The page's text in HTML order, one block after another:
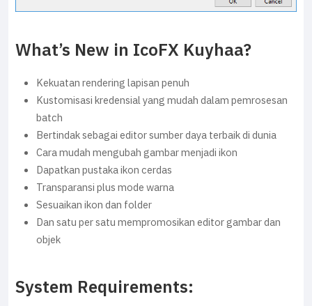
What’s New in IcoFX Kuyhaa?
Kekuatan rendering lapisan penuh
Kustomisasi kredensial yang mudah dalam pemrosesan
batch
Bertindak sebagai editor sumber daya terbaik di dunia
Cara mudah mengubah gambar menjadi ikon
Dapatkan pustaka ikon cerdas
Transparansi plus mode warna
Sesuaikan ikon dan folder
Dan satu per satu mempromosikan editor gambar dan
objek
System Requirements: